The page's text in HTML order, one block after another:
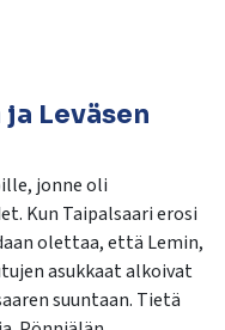
Leväsen
jonne oli
Kun Taipalsaari erosi
olettaa, että Lemin,
asukkaat alkoivat
suuntaan. Tietä